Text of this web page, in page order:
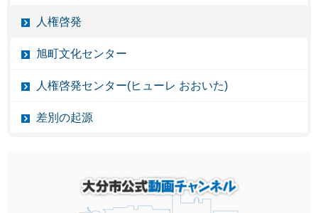
人権啓発
旭町文化センター
人権啓発センター(ヒューレ おおいた)
差別の起源